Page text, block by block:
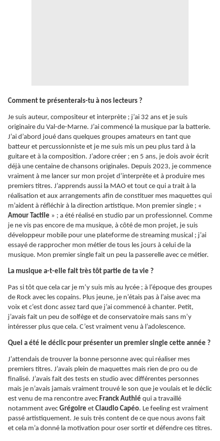
Comment te présenterais-tu à nos lecteurs ?
Je suis auteur, compositeur et interprète ; j’ai 32 ans et je suis
originaire du Val-de-Marne. J’ai commencé la musique par la batterie.
J’ai d’abord joué dans quelques groupes amateurs en tant que
batteur et percussionniste et je me suis mis un peu plus tard à la
guitare et à la composition. J’adore créer ; en 5 ans, je dois avoir écrit
déjà une centaine de chansons originales. Depuis 2023, je commence
vraiment à me lancer sur mon projet d’interprète et à produire mes
premiers titres. J’apprends aussi la MAO et tout ce qui a trait à la
réalisation et aux arrangements afin de constituer mes maquettes qui
m’aident à réfléchir à la direction artistique. Mon premier single ; «
Amour Tactile » ; a été réalisé en studio par un professionnel. Comme
je ne vis pas encore de ma musique, à côté de mon projet, je suis
développeur mobile pour une plateforme de streaming musical ; j’ai
essayé de rapprocher mon métier de tous les jours à celui de la
musique. Mon premier single fait un peu la passerelle avec ce métier.
La musique a-t-elle fait très tôt partie de ta vie ?
Pas si tôt que cela car je m’y suis mis au lycée ; à l’époque des groupes
de Rock avec les copains. Plus jeune, je n’étais pas à l’aise avec ma
voix et c’est donc assez tard que j’ai commencé à chanter. Petit,
j’avais fait un peu de solfège et de conservatoire mais sans m’y
intéresser plus que cela. C’est vraiment venu à l’adolescence.
Quel a été le déclic pour présenter un premier single cette année ?
J’attendais de trouver la bonne personne avec qui réaliser mes
premiers titres. J’avais plein de maquettes mais rien de pro ou de
finalisé. J’avais fait des tests en studio avec différentes personnes
mais je n’avais jamais vraiment trouvé le son que je voulais et le déclic
est venu de ma rencontre avec Franck Authié qui a travaillé
notamment avec Grégoire et Claudio Capéo. Le feeling est vraiment
passé artistiquement. Je suis très content de ce que nous avons fait
et cela m’a donné la motivation pour oser sortir et défendre ces titres.